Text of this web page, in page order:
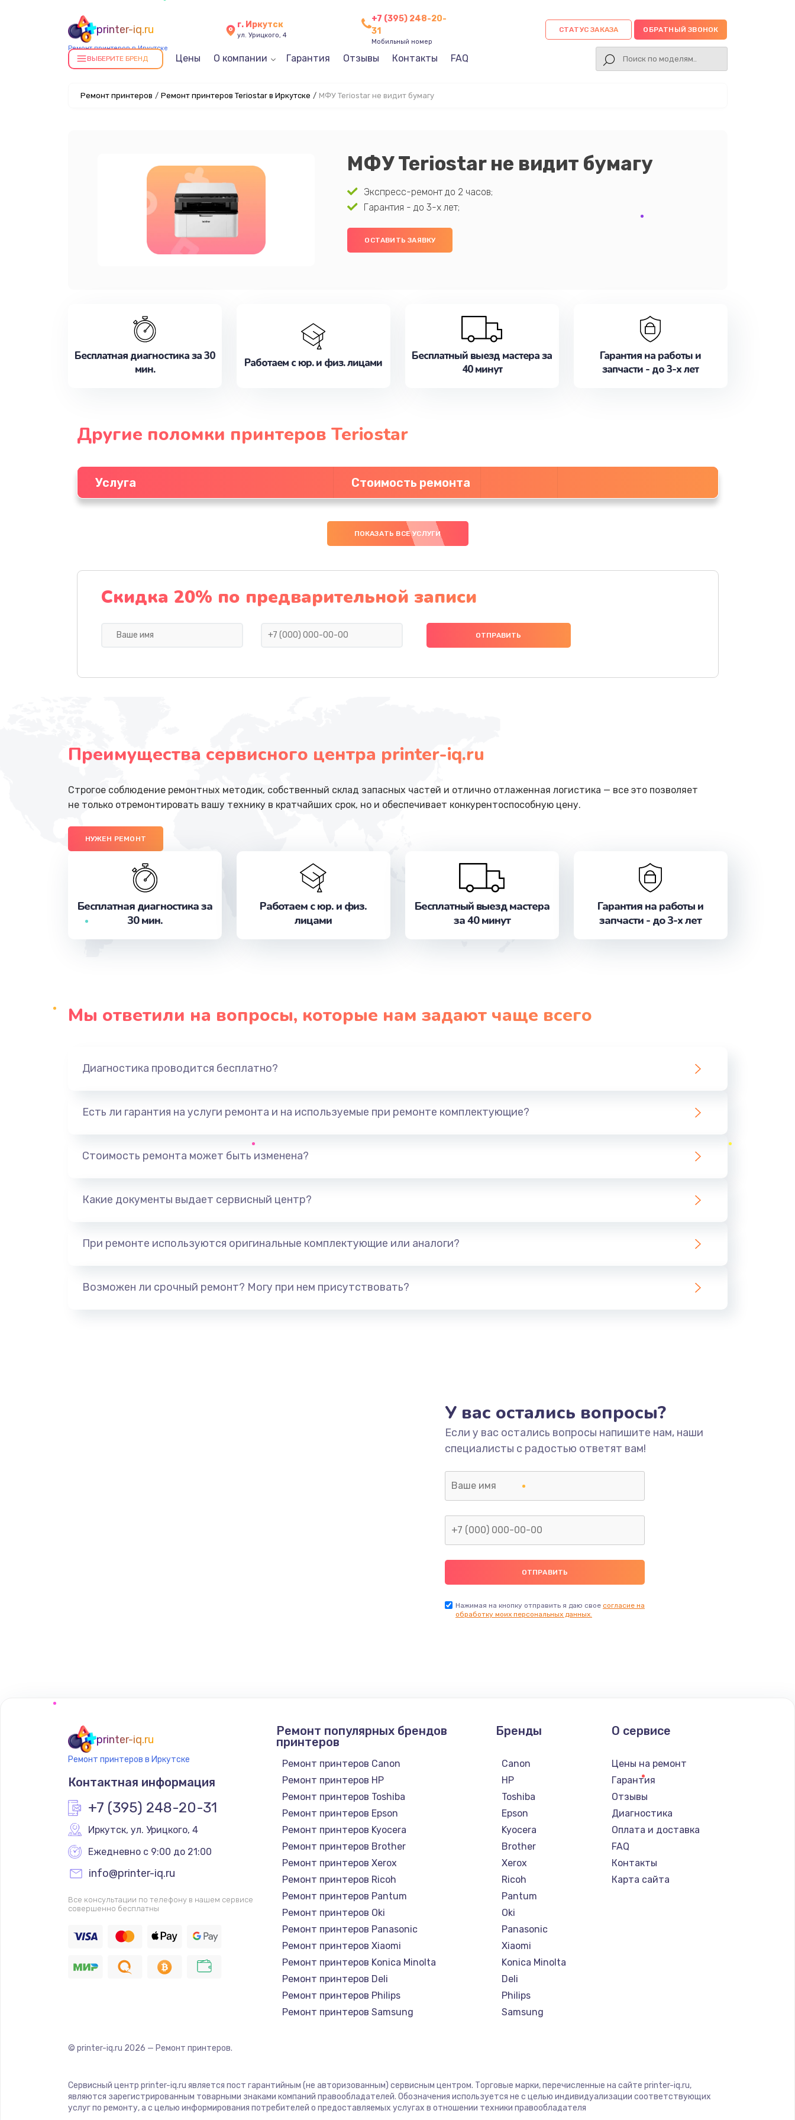
printer-iq.ru
Ремонт принтеров в Иркутске
г. Иркутск
ул. Урицкого, 4
+7 (395) 248-20-
31
Мобильный номер
СТАТУС ЗАКАЗА ОБРАТНЫЙ ЗВОНОК
ВЫБЕРИТЕ БРЕНД Цены О компании Гарантия Отзывы Контакты FAQ
Ремонт принтеров / Ремонт принтеров Teriostar в Иркутске / МФУ Teriostar не видит бумагу
МФУ Teriostar не видит бумагу
Экспресс-ремонт до 2 часов;
Гарантия - до 3-х лет;
ОСТАВИТЬ ЗАЯВКУ
Бесплатная диагностика за 30
мин.
Работаем с юр. и физ. лицами
Бесплатный выезд мастера за
40 минут
Гарантия на работы и
запчасти - до 3-х лет
Другие поломки принтеров Teriostar
Услуга Стоимость ремонта
ПОКАЗАТЬ ВСЕ УСЛУГИ
Скидка 20% по предварительной записи
Преимущества сервисного центра printer-iq.ru
Строгое соблюдение ремонтных методик, собственный склад запасных частей и отлично отлаженная логистика — все это позволяет
не только отремонтировать вашу технику в кратчайших срок, но и обеспечивает конкурентоспособную цену.
НУЖЕН РЕМОНТ
Бесплатная диагностика за
30 мин.
Работаем с юр. и физ.
лицами
Бесплатный выезд мастера
за 40 минут
Гарантия на работы и
запчасти - до 3-х лет
Мы ответили на вопросы, которые нам задают чаще всего
Диагностика проводится бесплатно?
Есть ли гарантия на услуги ремонта и на используемые при ремонте комплектующие?
Стоимость ремонта может быть изменена?
Какие документы выдает сервисный центр?
При ремонте используются оригинальные комплектующие или аналоги?
Возможен ли срочный ремонт? Могу при нем присутствовать?
У вас остались вопросы?
Если у вас остались вопросы напишите нам, наши
специалисты с радостью ответят вам!
Нажимая на кнопку отправить я даю свое согласие на
обработку моих персональных данных.
printer-iq.ru
Ремонт принтеров в Иркутске
Контактная информация
+7 (395) 248-20-31
Иркутск, ул. Урицкого, 4
Ежедневно с 9:00 до 21:00
info@printer-iq.ru
Все консультации по телефону в нашем сервисе
совершенно бесплатны
Ремонт популярных брендов
принтеров
Ремонт принтеров Canon
Ремонт принтеров HP
Ремонт принтеров Toshiba
Ремонт принтеров Epson
Ремонт принтеров Kyocera
Ремонт принтеров Brother
Ремонт принтеров Xerox
Ремонт принтеров Ricoh
Ремонт принтеров Pantum
Ремонт принтеров Oki
Ремонт принтеров Panasonic
Ремонт принтеров Xiaomi
Ремонт принтеров Konica Minolta
Ремонт принтеров Deli
Ремонт принтеров Philips
Ремонт принтеров Samsung
Ремонт принтеров Fujitsu
Ремонт принтеров Godex
Бренды
Canon
HP
Toshiba
Epson
Kyocera
Brother
Xerox
Ricoh
Pantum
Oki
Panasonic
Xiaomi
Konica Minolta
Deli
Philips
Samsung
Fujitsu
Godex
О сервисе
Цены на ремонт
Гарантия
Отзывы
Диагностика
Оплата и доставка
FAQ
Контакты
Карта сайта
© printer-iq.ru 2026 — Ремонт принтеров.
Сервисный центр printer-iq.ru является пост гарантийным (не авторизованным) сервисным центром. Торговые марки, перечисленные на сайте printer-iq.ru,
являются зарегистрированным товарными знаками компаний правообладателей. Обозначения используется не с целью индивидуализации соответствующих
услуг по ремонту, а с целью информирования потребителей о предоставляемых услугах в отношении техники правообладателя